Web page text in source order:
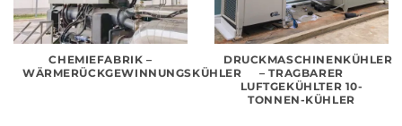
CHEMIEFABRIK –
WÄRMERÜCKGEWINNUNGSKÜHLER
DRUCKMASCHINENKÜHLER
– TRAGBARER
LUFTGEKÜHLTER 10-
TONNEN-KÜHLER